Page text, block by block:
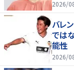
2026/
バレ
では
能性
肢を
2026/